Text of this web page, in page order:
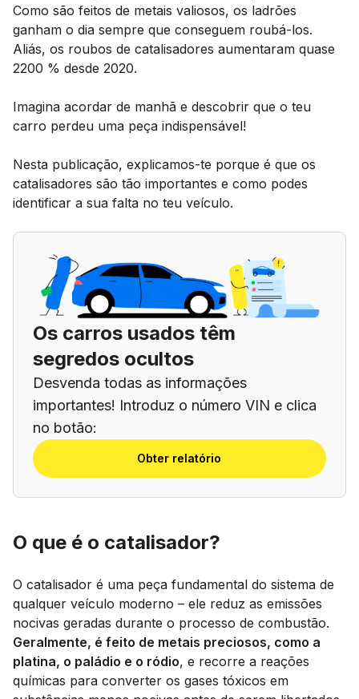
Como são feitos de metais valiosos, os ladrões
ganham o dia sempre que conseguem roubá-los.
Aliás, os roubos de catalisadores aumentaram quase
2200 % desde 2020.
Imagina acordar de manhã e descobrir que o teu
carro perdeu uma peça indispensável!
Nesta publicação, explicamos-te porque é que os
catalisadores são tão importantes e como podes
identificar a sua falta no teu veículo.
Os carros usados têm
segredos ocultos
Desvenda todas as informações
importantes! Introduz o número VIN e clica
no botão:
Obter relatório
O que é o catalisador?
O catalisador é uma peça fundamental do sistema de
qualquer veículo moderno – ele reduz as emissões
nocivas geradas durante o processo de combustão.
Geralmente, é feito de metais preciosos, como a
platina, o paládio e o ródio, e recorre a reações
químicas para converter os gases tóxicos em